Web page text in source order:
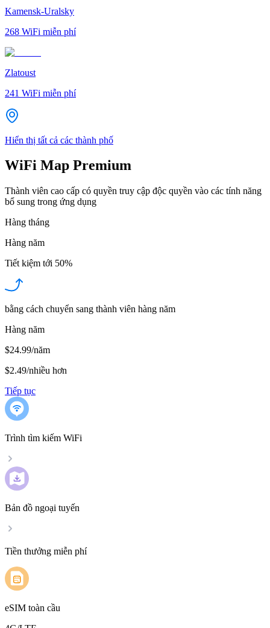
Kamensk-Uralsky
268 WiFi miễn phí
Zlatoust
241 WiFi miễn phí
Hiển thị tất cả các thành phố
WiFi Map Premium
Thành viên cao cấp có quyền truy cập độc quyền vào các tính năng
bổ sung trong ứng dụng
Hàng tháng
Hàng năm
Tiết kiệm tới 50%
bằng cách chuyển sang thành viên hàng năm
Hàng năm
$24.99/năm
$2.49/nhiều hơn
Tiếp tục
Trình tìm kiếm WiFi
Bản đồ ngoại tuyến
Tiền thưởng miễn phí
eSIM toàn cầu